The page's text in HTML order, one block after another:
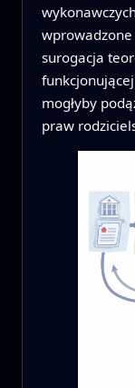
wprowadzone
surogacja
mogłyby
praw